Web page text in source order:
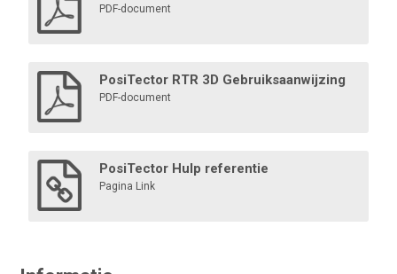
Deze Bluetooth-printer werkt op batterijen en is licht
van gewicht. Hij drukt via Bluetooth metingen en
PDF-document
PosiTector RTR 3D Gebruiksaanwijzing
PDF-document
PosiTector Hulp referentie
Pagina Link